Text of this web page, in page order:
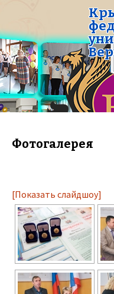
Фотогалерея
[Показать слайдшоу]